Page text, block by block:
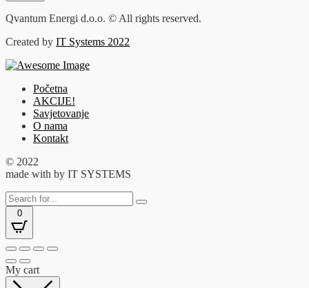
Qvantum Energi d.o.o. © All rights reserved.
Created by IT Systems 2022
Početna
AKCIJE!
Savjetovanje
O nama
Kontakt
© 2022
made with by IT SYSTEMS
0
My cart